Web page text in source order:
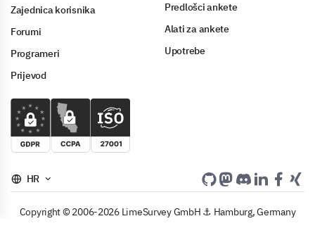
Zajednica korisnika
Forumi
Programeri
Prijevod
Predlošci ankete
Alati za ankete
Upotrebe
HR
Copyright © 2006-2026 LimeSurvey GmbH ⚓ Hamburg, Germany